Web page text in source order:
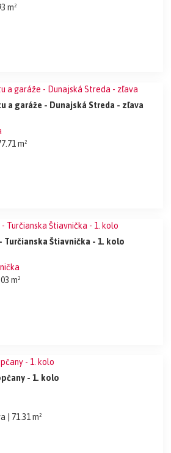
m²
a garáže - Dunajská Streda - zľava
m²
Turčianska Štiavnička - 1. kolo
m²
- 1. kolo
| 71.31 m²